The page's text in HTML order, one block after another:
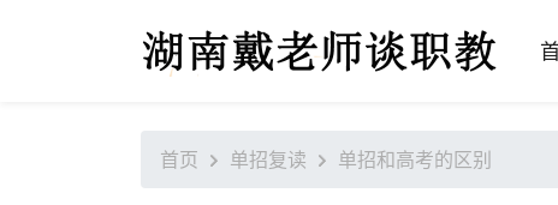
首页 单招复读 单招和高考的区别